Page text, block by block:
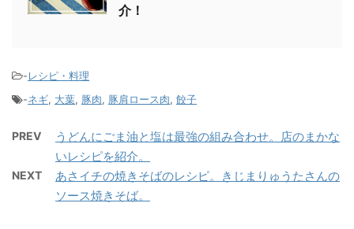
介！
-レシピ・料理
-ネギ, 大葉, 豚肉, 豚肩ロース肉, 餃子
PREV
うどんにごま油と塩は最強の組み合わせ。店のまかな
いレシピを紹介。
NEXT
あさイチの焼きそばのレシピ。きじまりゅうたさんの
ソース焼きそば。